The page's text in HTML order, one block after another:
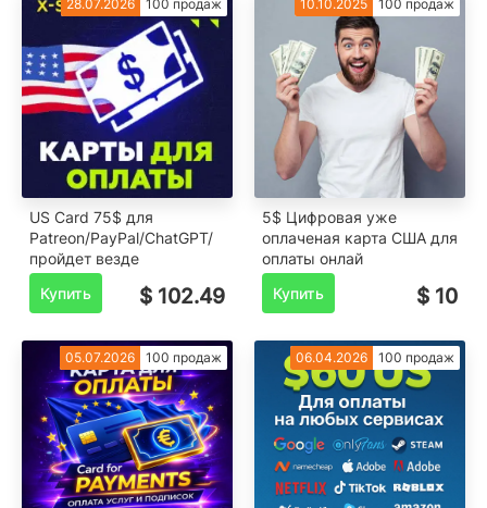
28.07.2026 100 продаж
US Card 75$ для
Patreon/PayPal/ChatGPT/
пройдет везде
Купить
$ 102.49
10.10.2025 100 продаж
5$ Цифровая уже
оплаченая карта США для
оплаты онлай
Купить
$ 10
05.07.2026 100 продаж 06.04.2026 100 продаж